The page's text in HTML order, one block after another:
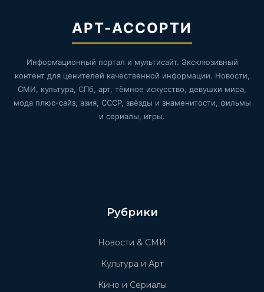
АРТ-АССОРТИ
Информационный портал и мультисайт. Эксклюзивный
контент для ценителей качественной информации. Новости,
СМИ, культура, СПб, арт, тёмное искусство, девушки мира,
мода плюс-сайз, азия, СССР, звёзды и знаменитости, фильмы
и сериалы, игры.
Рубрики
Новости & СМИ
Культура и Арт
Кино и Сериалы